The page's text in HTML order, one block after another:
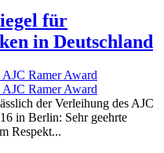
für
in Deutschland
der Verleihung des AJC
in Berlin: Sehr geehrte
Respekt...